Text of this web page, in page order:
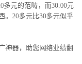
多元的范畴，而30.00元
。20多元比30多元似乎
神器，助您网络业绩翻